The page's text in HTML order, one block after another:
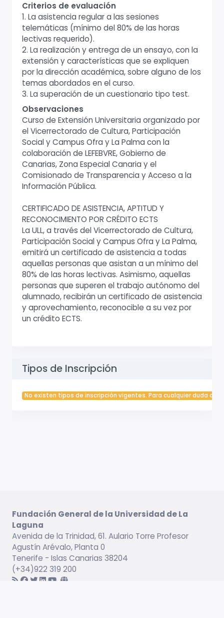
Criterios de evaluación
1. La asistencia regular a las sesiones
telemáticas (mínimo del 80% de las horas
lectivas requerido).
2. La realización y entrega de un ensayo, con la
extensión y características que se expliquen
por la dirección académica, sobre alguno de los
temas abordados en el curso.
3. La superación de un cuestionario tipo test.
Observaciones
Curso de Extensión Universitaria organizado por
el Vicerrectorado de Cultura, Participación
Social y Campus Ofra y La Palma con la
colaboración de LEFEBVRE, Gobierno de
Canarias, Zona Especial Canaria y el
Comisionado de Transparencia y Acceso a la
Información Pública.
CERTIFICADO DE ASISTENCIA, APTITUD Y
RECONOCIMIENTO POR CRÉDITO ECTS
La ULL, a través del Vicerrectorado de Cultura,
Participación Social y Campus Ofra y La Palma,
emitirá un certificado de asistencia a todas
aquellas personas que asistan a un mínimo del
80% de las horas lectivas. Asimismo, aquellas
personas que superen el trabajo autónomo del
alumnado, recibirán un certificado de asistencia
y aprovechamiento, reconocible a su vez por
un crédito ECTS.
Tipos de Inscripción
No existen tipos de inscripción vigentes. Para cualquier duda
Fundación General de la Universidad de La
Laguna
Avenida de la Trinidad, 61. Aulario Torre Profesor
Agustín Arévalo, Planta 0
Tenerife - Islas Canarias 38204
(+34)922 319 200